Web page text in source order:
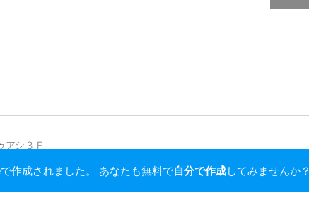
シ３Ｆ
Chiba
作成されました。 あなたも無料で自分で作成してみませんか？